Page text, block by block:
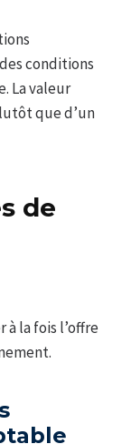
conditions
La valeur
que d’un
de
à la fois l’offre